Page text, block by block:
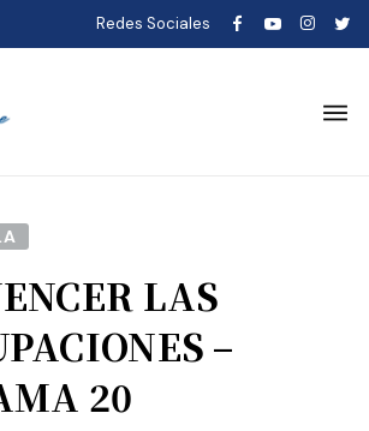
Redes Sociales
LAS
–
20